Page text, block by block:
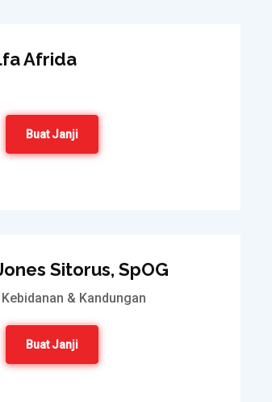
Afrida
Buat Janji
Sitorus, SpOG
& Kandungan
Buat Janji